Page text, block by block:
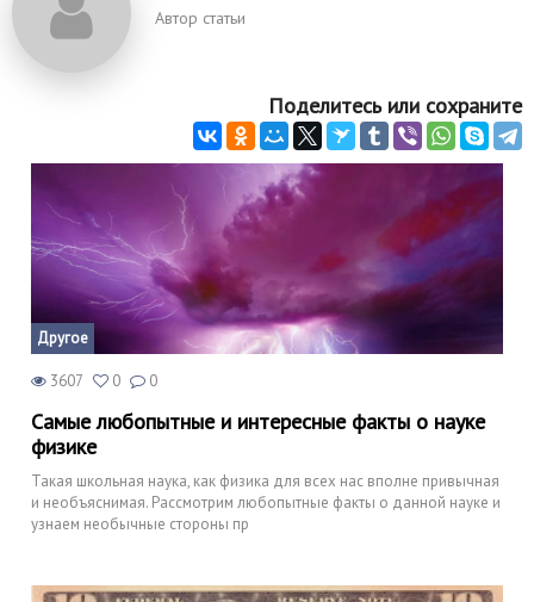
Автор статьи
Поделитесь или сохраните
Другое
3607 0 0
Самые любопытные и интересные факты о науке
физике
Такая школьная наука, как физика для всех нас вполне привычная
и необъяснимая. Рассмотрим любопытные факты о данной науке и
узнаем необычные стороны пр